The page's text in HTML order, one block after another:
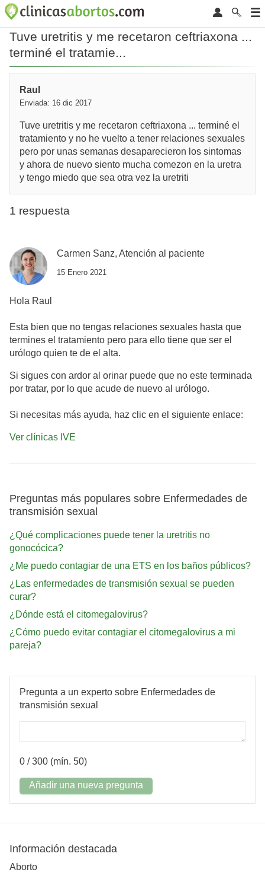
Tuve uretritis y me recetaron ceftriaxona ...
terminé el tratamie...
Raul
Enviada: 16 dic 2017
Tuve uretritis y me recetaron ceftriaxona ... terminé el
tratamiento y no he vuelto a tener relaciones sexuales
pero por unas semanas desaparecieron los sintomas
y ahora de nuevo siento mucha comezon en la uretra
y tengo miedo que sea otra vez la uretriti
1 respuesta
Carmen Sanz, Atención al paciente
15 Enero 2021
Hola Raul
Esta bien que no tengas relaciones sexuales hasta que
termines el tratamiento pero para ello tiene que ser el
urólogo quien te de el alta.
Si sigues con ardor al orinar puede que no este terminada
por tratar, por lo que acude de nuevo al urólogo.
Si necesitas más ayuda, haz clic en el siguiente enlace:
Ver clínicas IVE
Preguntas más populares sobre Enfermedades de
transmisión sexual
¿Qué complicaciones puede tener la uretritis no
gonocócica?
¿Me puedo contagiar de una ETS en los baños públicos?
¿Las enfermedades de transmisión sexual se pueden
curar?
¿Dónde está el citomegalovirus?
¿Cómo puedo evitar contagiar el citomegalovirus a mi
pareja?
Pregunta a un experto sobre Enfermedades de
transmisión sexual
0 / 300 (mín. 50)
Añadir una nueva pregunta
Información destacada
Aborto